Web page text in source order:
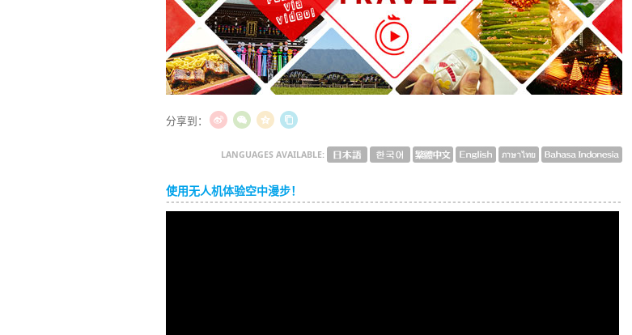
分享到：
LANGUAGES AVAILABLE:
使用无人机体验空中漫步！